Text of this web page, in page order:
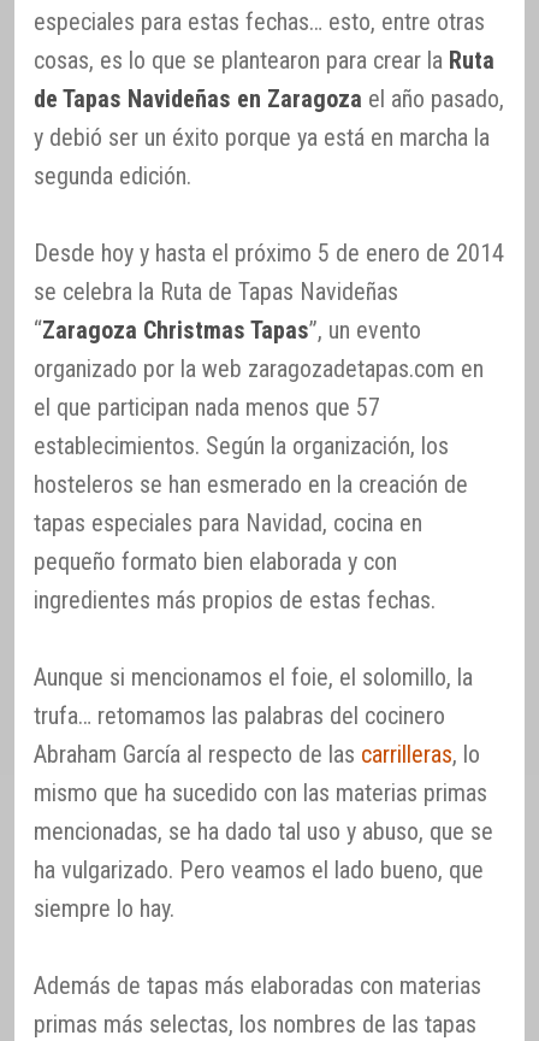
especiales para estas fechas… esto, entre otras
cosas, es lo que se plantearon para crear la Ruta
de Tapas Navideñas en Zaragoza el año pasado,
y debió ser un éxito porque ya está en marcha la
segunda edición.
Desde hoy y hasta el próximo 5 de enero de 2014
se celebra la Ruta de Tapas Navideñas
“Zaragoza Christmas Tapas”, un evento
organizado por la web zaragozadetapas.com en
el que participan nada menos que 57
establecimientos. Según la organización, los
hosteleros se han esmerado en la creación de
tapas especiales para Navidad, cocina en
pequeño formato bien elaborada y con
ingredientes más propios de estas fechas.
Aunque si mencionamos el foie, el solomillo, la
trufa… retomamos las palabras del cocinero
Abraham García al respecto de las carrilleras, lo
mismo que ha sucedido con las materias primas
mencionadas, se ha dado tal uso y abuso, que se
ha vulgarizado. Pero veamos el lado bueno, que
siempre lo hay.
Además de tapas más elaboradas con materias
primas más selectas, los nombres de las tapas